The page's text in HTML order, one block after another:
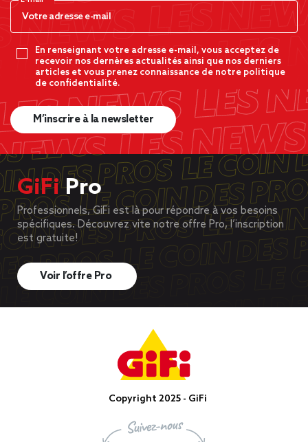
En renseignant votre adresse e-mail, vous acceptez de
recevoir nos dernères actualités ainsi que nos derniers
articles et vous prenez connaissance de notre politique
de confidentialité.
M’inscrire à la newsletter
GiFiPro
Professionnels, GiFi est là pour répondre à vos besoins
spécifiques. Découvrez vite notre offre Pro, l’inscription
est gratuite!
Voir l’offre Pro
Copyright 2025 - GiFi